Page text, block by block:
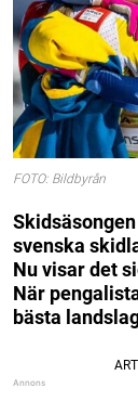
FOTO: Bildbyrån
svenska
Nu visar det
När
bästa